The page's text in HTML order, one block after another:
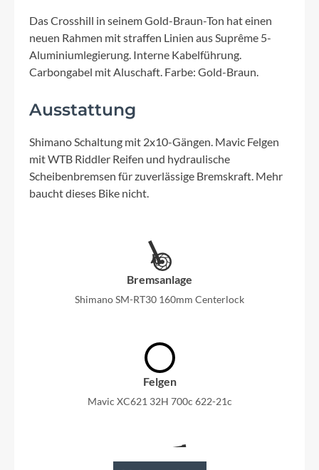
Das Crosshill in seinem Gold-Braun-Ton hat einen
neuen Rahmen mit straffen Linien aus Suprême 5-
Aluminiumlegierung. Interne Kabelführung.
Carbongabel mit Aluschaft. Farbe: Gold-Braun.
Ausstattung
Shimano Schaltung mit 2x10-Gängen. Mavic Felgen
mit WTB Riddler Reifen und hydraulische
Scheibenbremsen für zuverlässige Bremskraft. Mehr
baucht dieses Bike nicht.
Bremsanlage
Shimano SM-RT30 160mm Centerlock
Felgen
Mavic XC621 32H 700c 622-21c